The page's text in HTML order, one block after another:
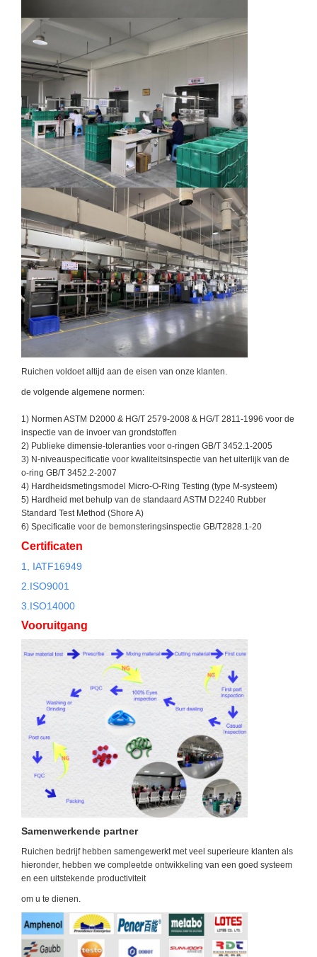
Ruichen voldoet altijd aan de eisen van onze klanten.
de volgende algemene normen:
1) Normen ASTM D2000 & HG/T 2579-2008 & HG/T 2811-1996 voor de
inspectie van de invoer van grondstoffen
2) Publieke dimensie-toleranties voor o-ringen GB/T 3452.1-2005
3) N-niveauspecificatie voor kwaliteitsinspectie van het uiterlijk van de
o-ring GB/T 3452.2-2007
4) Hardheidsmetingsmodel Micro-O-Ring Testing (type M-systeem)
5) Hardheid met behulp van de standaard ASTM D2240 Rubber
Standard Test Method (Shore A)
6) Specificatie voor de bemonsteringsinspectie GB/T2828.1-20
Certificaten
1, IATF16949
2.ISO9001
3.ISO14000
Vooruitgang
Samenwerkende partner
Ruichen bedrijf hebben samengewerkt met veel superieure klanten als
hieronder, hebben we compleetde ontwikkeling van een goed systeem
en een uitstekende productiviteit
om u te dienen.